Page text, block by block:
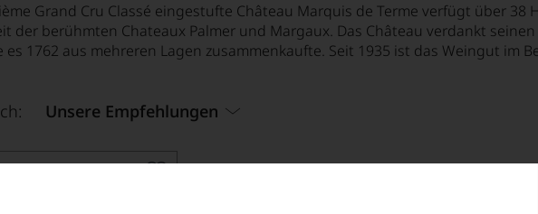
Grand Cru Classé eingestufte Château Marquis de Terme verfügt über 38
der berühmten Chateaux Palmer und Margaux. Das Château verdankt
es 1762 aus mehreren Lagen zusammenkaufte. Seit 1935 ist das Weingut im
Unsere Empfehlungen
de Terme
4ÈME CRU CLASSÉ